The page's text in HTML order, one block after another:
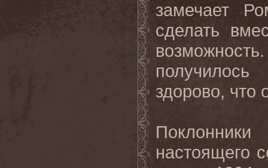
замечает
сделать
здорово, что
настоящего